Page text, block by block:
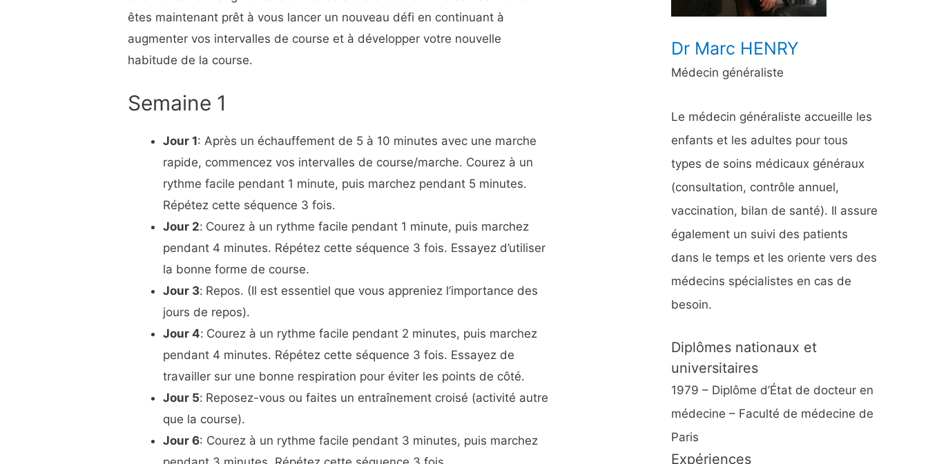
êtes maintenant prêt à vous lancer un nouveau défi en continuant à
augmenter vos intervalles de course et à développer votre nouvelle
habitude de la course.
Semaine 1
Jour 1: Après un échauffement de 5 à 10 minutes avec une marche
rapide, commencez vos intervalles de course/marche. Courez à un
rythme facile pendant 1 minute, puis marchez pendant 5 minutes.
Répétez cette séquence 3 fois.
Jour 2: Courez à un rythme facile pendant 1 minute, puis marchez
pendant 4 minutes. Répétez cette séquence 3 fois. Essayez d’utiliser
la bonne forme de course.
Jour 3: Repos. (Il est essentiel que vous appreniez l’importance des
jours de repos).
Jour 4: Courez à un rythme facile pendant 2 minutes, puis marchez
pendant 4 minutes. Répétez cette séquence 3 fois. Essayez de
travailler sur une bonne respiration pour éviter les points de côté.
Jour 5: Reposez-vous ou faites un entraînement croisé (activité autre
que la course).
Jour 6: Courez à un rythme facile pendant 3 minutes, puis marchez
Dr Marc HENRY
Médecin généraliste
Le médecin généraliste accueille les
enfants et les adultes pour tous
types de soins médicaux généraux
(consultation, contrôle annuel,
vaccination, bilan de santé). Il assure
également un suivi des patients
dans le temps et les oriente vers des
médecins spécialistes en cas de
besoin.
Diplômes nationaux et
universitaires
1979 – Diplôme d’État de docteur en
médecine – Faculté de médecine de
Paris
Expériences